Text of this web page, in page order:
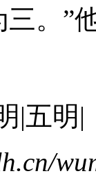
。”
|五明|